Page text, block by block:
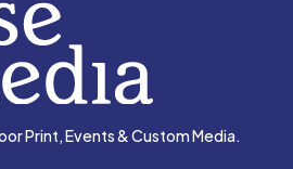
Print, Events & Custom Media.